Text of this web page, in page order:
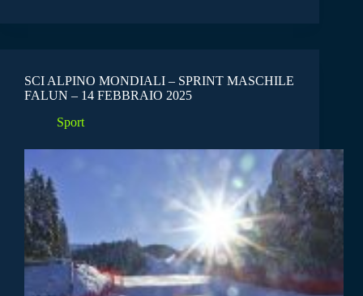
SCI ALPINO MONDIALI – SPRINT MASCHILE
FALUN – 14 FEBBRAIO 2025
Sport